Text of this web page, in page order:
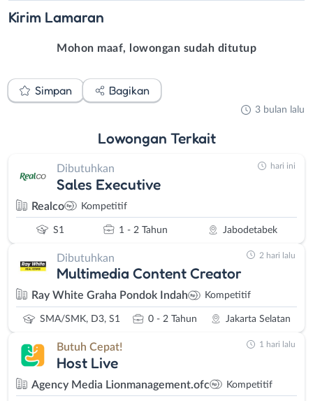
Kirim Lamaran
Mohon maaf, lowongan sudah ditutup
Simpan Bagikan
3 bulan lalu
Lowongan Terkait
Dibutuhkan
Sales Executive
Realco Kompetitif
S1 1 - 2 Tahun Jabodetabek
hari ini
Dibutuhkan
Multimedia Content Creator
Ray White Graha Pondok Indah Kompetitif
SMA/SMK, D3, S1 0 - 2 Tahun Jakarta Selatan
2 hari lalu
Butuh Cepat!
Host Live
Agency Media Lionmanagement.ofc Kompetitif
1 hari lalu